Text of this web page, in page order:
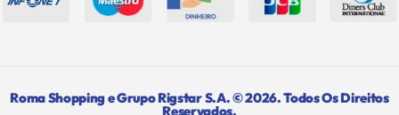
Roma Shopping e Grupo Rigstar S.A. © 2026. Todos Os Direitos
Reservados.